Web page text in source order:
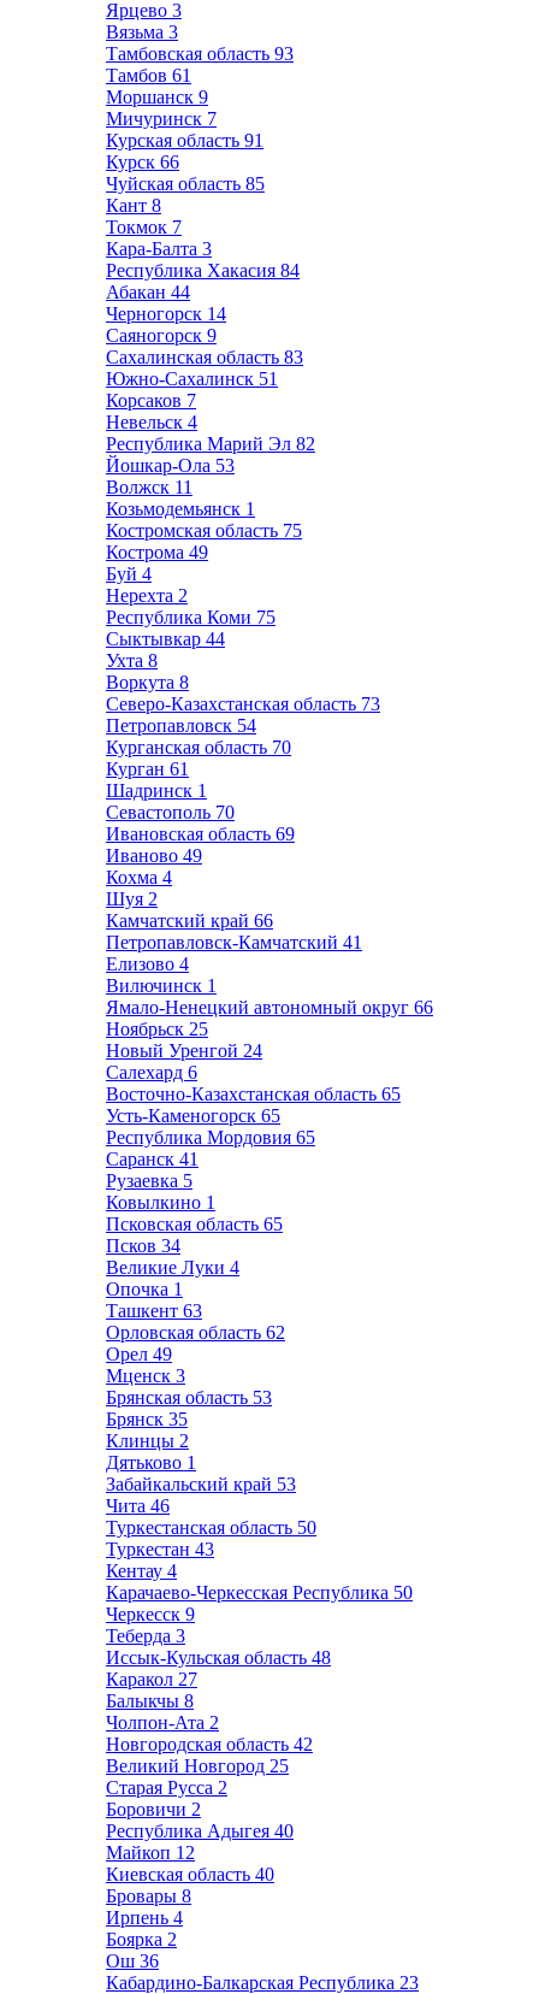
Ярцево 3
Вязьма 3
Тамбовская область 93
Тамбов 61
Моршанск 9
Мичуринск 7
Курская область 91
Курск 66
Чуйская область 85
Кант 8
Токмок 7
Кара-Балта 3
Республика Хакасия 84
Абакан 44
Черногорск 14
Саяногорск 9
Сахалинская область 83
Южно-Сахалинск 51
Корсаков 7
Невельск 4
Республика Марий Эл 82
Йошкар-Ола 53
Волжск 11
Козьмодемьянск 1
Костромская область 75
Кострома 49
Буй 4
Нерехта 2
Республика Коми 75
Сыктывкар 44
Ухта 8
Воркута 8
Северо-Казахстанская область 73
Петропавловск 54
Курганская область 70
Курган 61
Шадринск 1
Севастополь 70
Ивановская область 69
Иваново 49
Кохма 4
Шуя 2
Камчатский край 66
Петропавловск-Камчатский 41
Елизово 4
Вилючинск 1
Ямало-Ненецкий автономный округ 66
Ноябрьск 25
Новый Уренгой 24
Салехард 6
Восточно-Казахстанская область 65
Усть-Каменогорск 65
Республика Мордовия 65
Саранск 41
Рузаевка 5
Ковылкино 1
Псковская область 65
Псков 34
Великие Луки 4
Опочка 1
Ташкент 63
Орловская область 62
Орел 49
Мценск 3
Брянская область 53
Брянск 35
Клинцы 2
Дятьково 1
Забайкальский край 53
Чита 46
Туркестанская область 50
Туркестан 43
Кентау 4
Карачаево-Черкесская Республика 50
Черкесск 9
Теберда 3
Иссык-Кульская область 48
Каракол 27
Балыкчы 8
Чолпон-Ата 2
Новгородская область 42
Великий Новгород 25
Старая Русса 2
Боровичи 2
Республика Адыгея 40
Майкоп 12
Киевская область 40
Бровары 8
Ирпень 4
Боярка 2
Ош 36
Кабардино-Балкарская Республика 23